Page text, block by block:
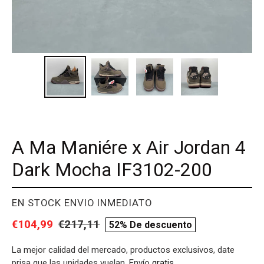
A Ma Maniére x Air Jordan 4
Dark Mocha IF3102-200
PROVEEDOR
EN STOCK ENVIO INMEDIATO
Precio
venta
€104,99 Precio
€217,11
compare
52% De descuento
La mejor calidad del mercado, productos exclusivos, date